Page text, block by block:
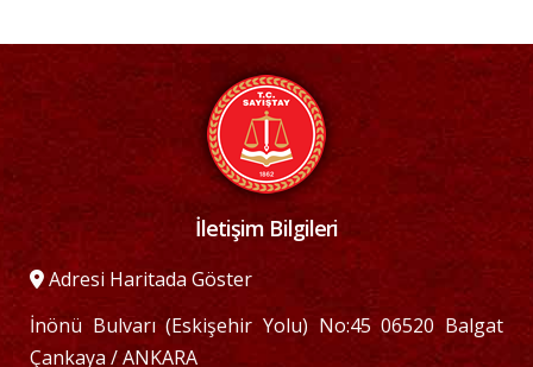
İletişim Bilgileri
Adresi Haritada Göster
İnönü Bulvarı (Eskişehir Yolu) No:45 06520 Balgat
Çankaya / ANKARA